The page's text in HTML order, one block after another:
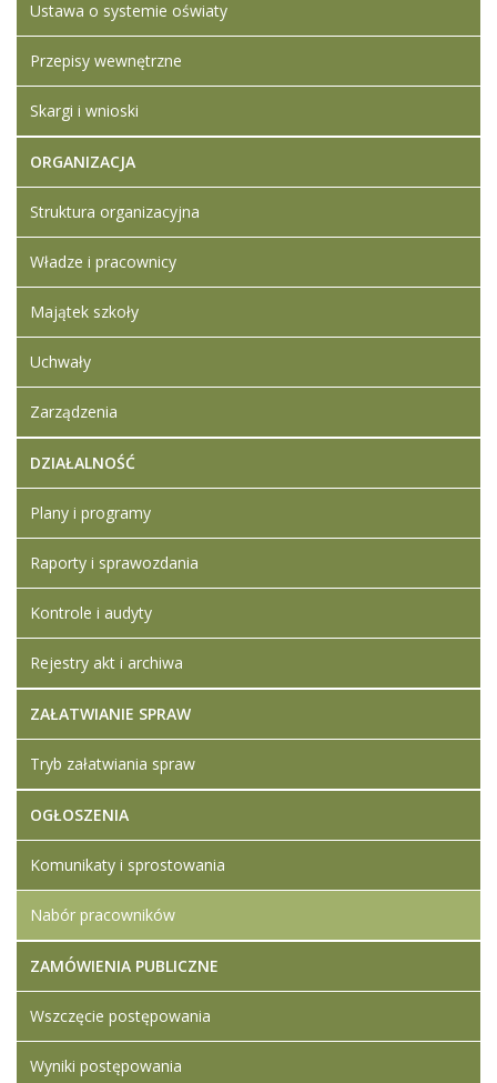
Dodane
załączniki
Wymagania
niezbędne
Klauzula
informacyjna
Kwestionariusz
27 czerwiec
2022 14:04
Ustawa o systemie oświaty
Przepisy wewnętrzne
Skargi i wnioski
ORGANIZACJA
Struktura organizacyjna
Władze i pracownicy
Majątek szkoły
Uchwały
Zarządzenia
DZIAŁALNOŚĆ
Plany i programy
Raporty i sprawozdania
Kontrole i audyty
Rejestry akt i archiwa
ZAŁATWIANIE SPRAW
Tryb załatwiania spraw
OGŁOSZENIA
Komunikaty i sprostowania
Nabór pracowników
ZAMÓWIENIA PUBLICZNE
Wszczęcie postępowania
Wyniki postępowania